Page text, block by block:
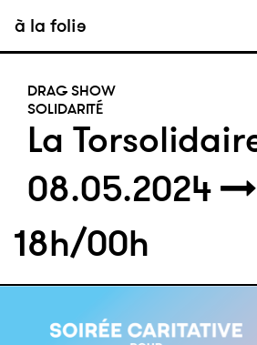
à la folie
La
DRAG SHOW
SOLIDARITÉ
08.05.2024
18h/00h